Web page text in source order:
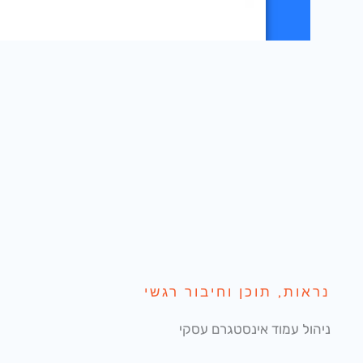
נראות, תוכן וחיבור רגשי
ניהול עמוד אינסטגרם עסקי